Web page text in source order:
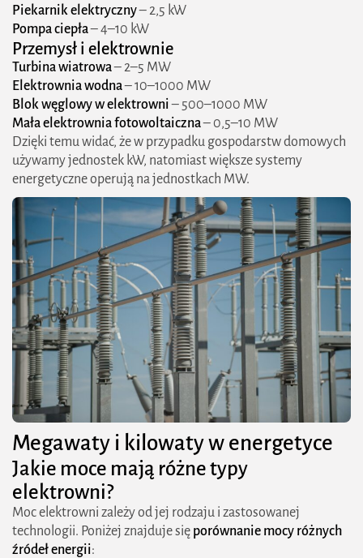
Piekarnik elektryczny– 2,5 kW
Pompa ciepła– 4–10 kW
Przemysł i elektrownie
Turbina wiatrowa– 2–5 MW
Elektrownia wodna– 10–1000 MW
Blok węglowy w elektrowni– 500–1000 MW
Mała elektrownia fotowoltaiczna– 0,5–10 MW
Dzięki temu widać, że w przypadku gospodarstw domowych
używamy jednostek kW, natomiast większe systemy
energetyczne operują na jednostkach MW.
Megawaty i kilowaty w energetyce
Jakie moce mają różne typy
elektrowni?
Moc elektrowni zależy od jej rodzaju i zastosowanej
technologii. Poniżej znajduje się porównanie mocy różnych
źródeł energii: